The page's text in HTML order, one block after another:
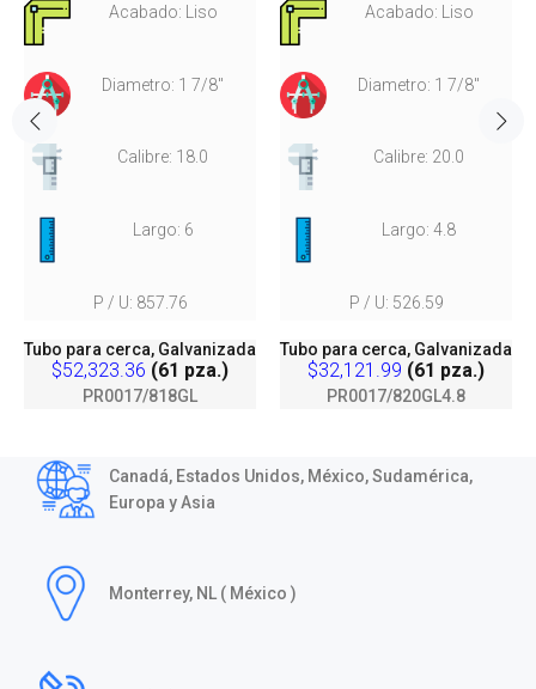
Acabado: Liso
Diametro: 1 7/8"
Calibre: 18.0
Largo: 6
P / U: 857.76
Tubo para cerca, Galvanizada
$52,323.36 (61 pza.)
PR0017/818GL
Acabado: Liso
Diametro: 1 7/8"
Calibre: 20.0
Largo: 4.8
P / U: 526.59
Tubo para cerca, Galvanizada
$32,121.99 (61 pza.)
PR0017/820GL4.8
Canadá, Estados Unidos, México, Sudamérica,
Europa y Asia
Monterrey, NL ( México )